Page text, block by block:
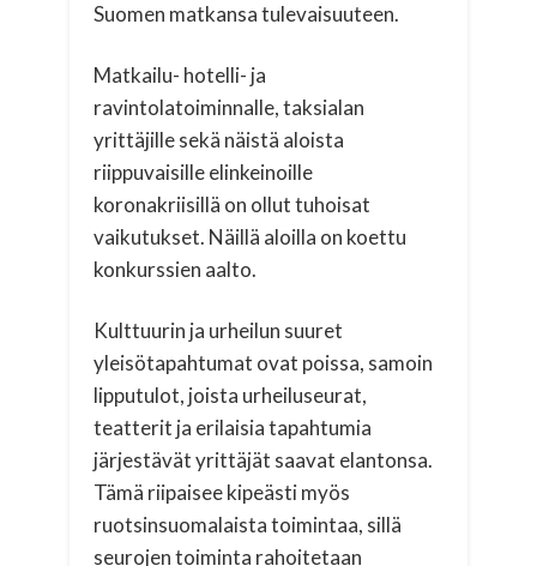
Suomen matkansa tulevaisuuteen.
Matkailu- hotelli- ja
ravintolatoiminnalle, taksialan
yrittäjille sekä näistä aloista
riippuvaisille elinkeinoille
koronakriisillä on ollut tuhoisat
vaikutukset. Näillä aloilla on koettu
konkurssien aalto.
Kulttuurin ja urheilun suuret
yleisötapahtumat ovat poissa, samoin
lipputulot, joista urheiluseurat,
teatterit ja erilaisia tapahtumia
järjestävät yrittäjät saavat elantonsa.
Tämä riipaisee kipeästi myös
ruotsinsuomalaista toimintaa, sillä
seurojen toiminta rahoitetaan